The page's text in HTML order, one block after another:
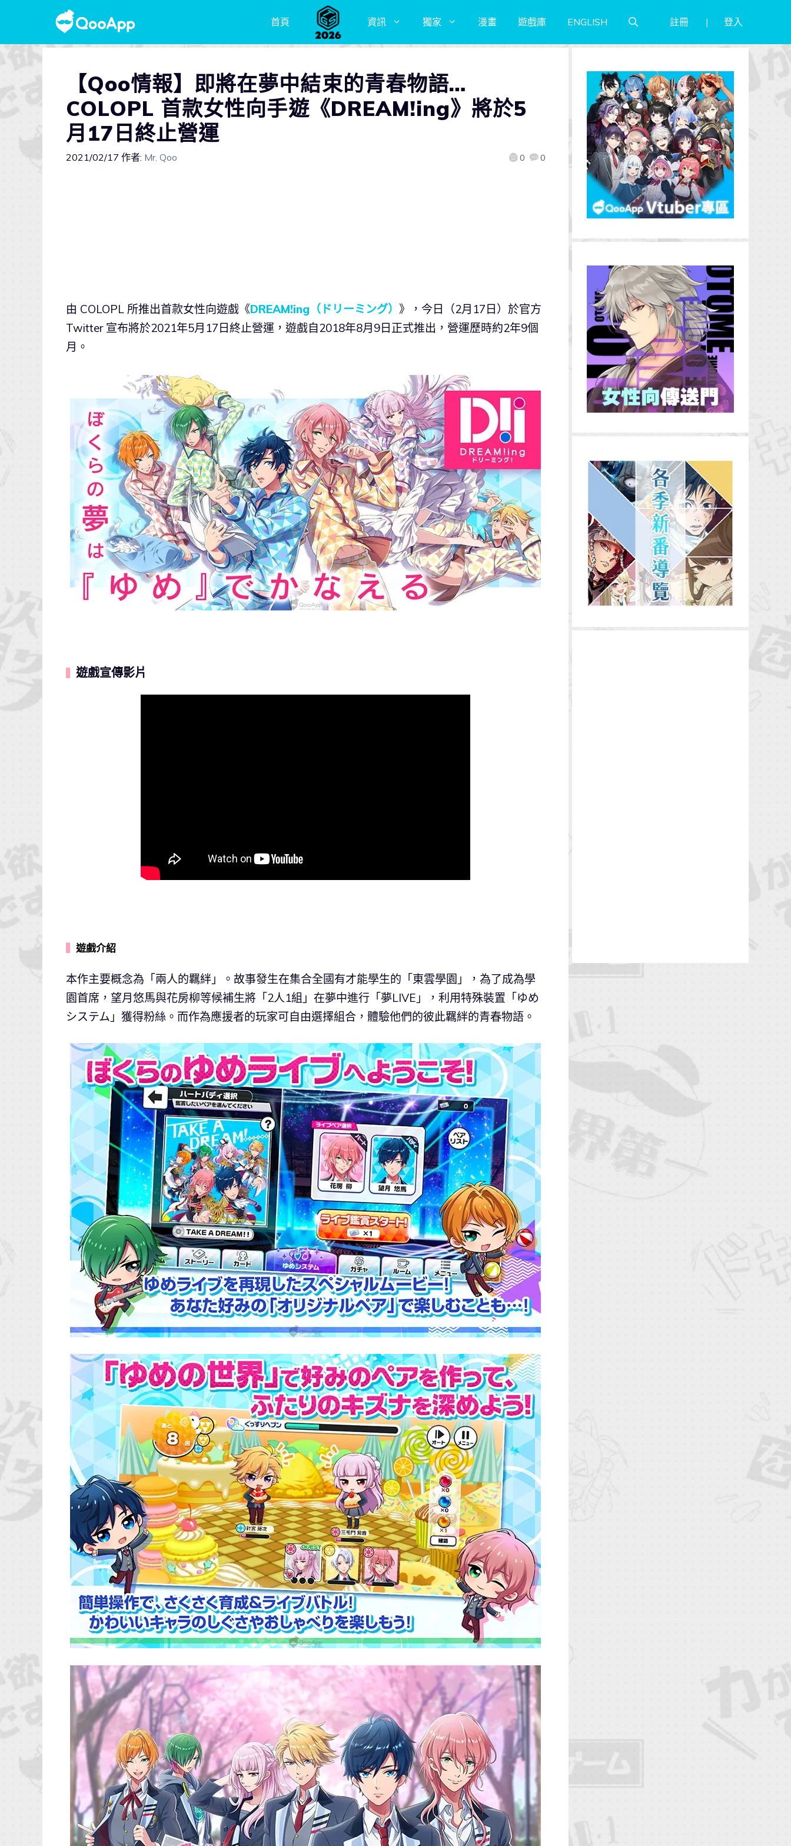
首頁 資訊 獨家 漫畫 遊戲庫 ENGLISH 註冊 登入
【Qoo情報】即將在夢中結束的青春物語…
COLOPL 首款女性向手遊《DREAM!ing》將於5
月17日終止營運
2021/02/17 作者: Mr. Qoo 0 0
由 COLOPL 所推出首款女性向遊戲《DREAM!ing（ドリーミング） 》，今日（2月17日）於官方
Twitter 宣布將於2021年5月17日終止營運，遊戲自2018年8月9日正式推出，營運歷時約2年9個
月。
遊戲宣傳影片
遊戲介紹
本作主要概念為「兩人的羈絆」。故事發生在集合全國有才能學生的「東雲學園」，為了成為學
園首席，望月悠馬與花房柳等候補生將「2人1組」在夢中進行「夢LIVE」，利用特殊裝置「ゆめ
システム」獲得粉絲。而作為應援者的玩家可自由選擇組合，體驗他們的彼此羈絆的青春物語。